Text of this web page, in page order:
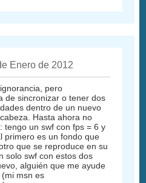
Enero de 2012
pero
de sincronizar o tener dos
dentro de un nuevo
Hasta ahora no
tengo un swf con fps = 6 y
primero es un fondo que
que se reproduce en su
solo swf con estos dos
alguién que me ayude
msn es